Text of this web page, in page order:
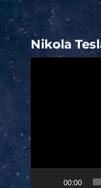
Nikola
00:00